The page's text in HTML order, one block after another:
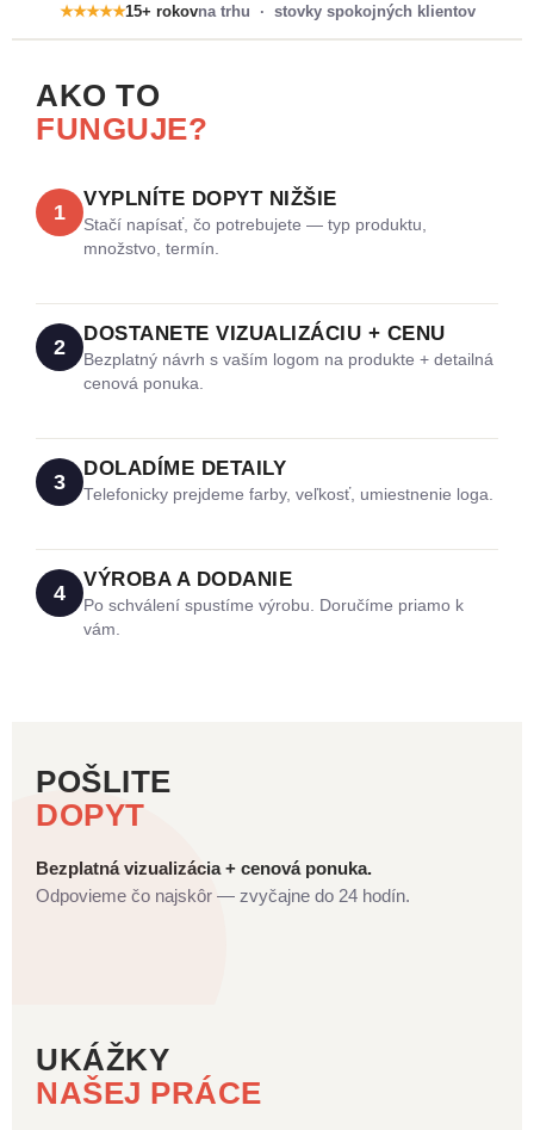
★★★★★15+ rokovna trhu · stovky spokojných klientov
AKO TO
FUNGUJE?
1
VYPLNÍTE DOPYT NIŽŠIE
Stačí napísať, čo potrebujete — typ produktu,
množstvo, termín.
2
DOSTANETE VIZUALIZÁCIU + CENU
Bezplatný návrh s vaším logom na produkte + detailná
cenová ponuka.
3
DOLADÍME DETAILY
Telefonicky prejdeme farby, veľkosť, umiestnenie loga.
4
VÝROBA A DODANIE
Po schválení spustíme výrobu. Doručíme priamo k
vám.
POŠLITE
DOPYT
Bezplatná vizualizácia + cenová ponuka.
Odpovieme čo najskôr — zvyčajne do 24 hodín.
UKÁŽKY
NAŠEJ PRÁCE